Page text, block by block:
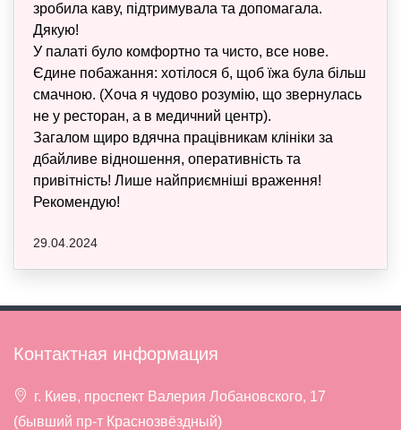
зробила каву, підтримувала та допомагала.
Дякую!
У палаті було комфортно та чисто, все нове.
Єдине побажання: хотілося б, щоб їжа була більш
смачною. (Хоча я чудово розумію, що звернулась
не у ресторан, а в медичний центр).
Загалом щиро вдячна працівникам клініки за
дбайливе відношення, оперативність та
привітність! Лише найприємніші враження!
Рекомендую!
29.04.2024
Контактная информация
г. Киев, проспект Валерия Лобановского, 17
(бывший пр-т Краснозвёздный)